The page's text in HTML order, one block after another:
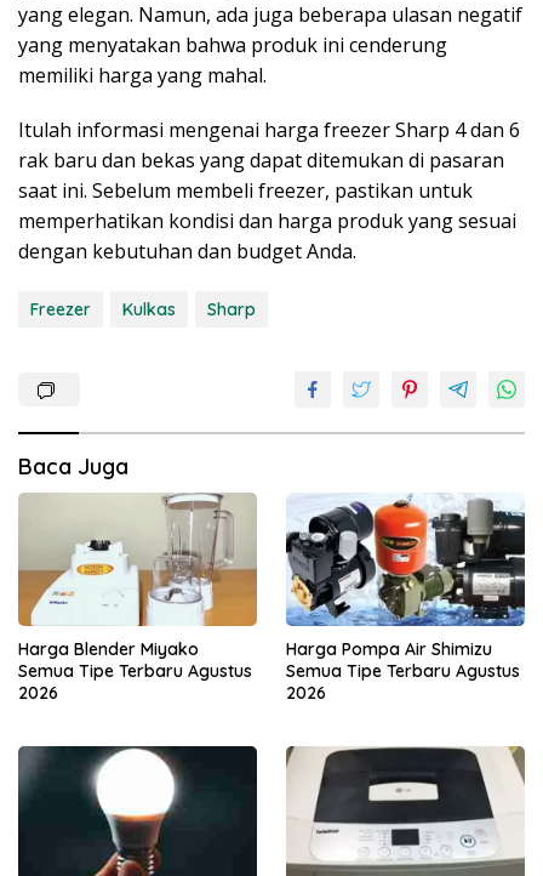
yang elegan. Namun, ada juga beberapa ulasan negatif
yang menyatakan bahwa produk ini cenderung
memiliki harga yang mahal.
Itulah informasi mengenai harga freezer Sharp 4 dan 6
rak baru dan bekas yang dapat ditemukan di pasaran
saat ini. Sebelum membeli freezer, pastikan untuk
memperhatikan kondisi dan harga produk yang sesuai
dengan kebutuhan dan budget Anda.
Freezer Kulkas Sharp
Baca Juga
Harga Blender Miyako
Semua Tipe Terbaru Agustus
2026
Harga Pompa Air Shimizu
Semua Tipe Terbaru Agustus
2026